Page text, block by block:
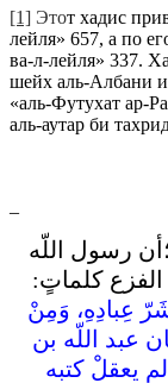
[1] Этот хадис
лейля» 657, а по
ва-л-лейля» 337.
шейх аль-Албани
«аль-Футухат ар-
аль-аутар би
رسول اللّه
كلماتٍ‏:‏
عِبادِهِ، وَمِنْ
عبد اللّه بن
يعقلْ كتبه